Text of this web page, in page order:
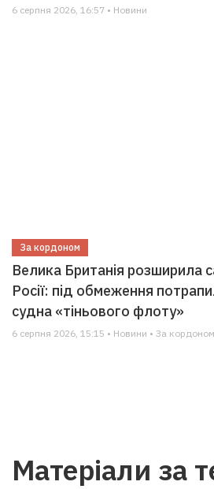
6 серпня 2026, 16:57 • Новини
За кордоном
Велика Британія розширила
Росії: під обмеження
судна «тіньового флоту»
6 серпня 2026, 15:15 • Новини • За кордоном
Матеріали за